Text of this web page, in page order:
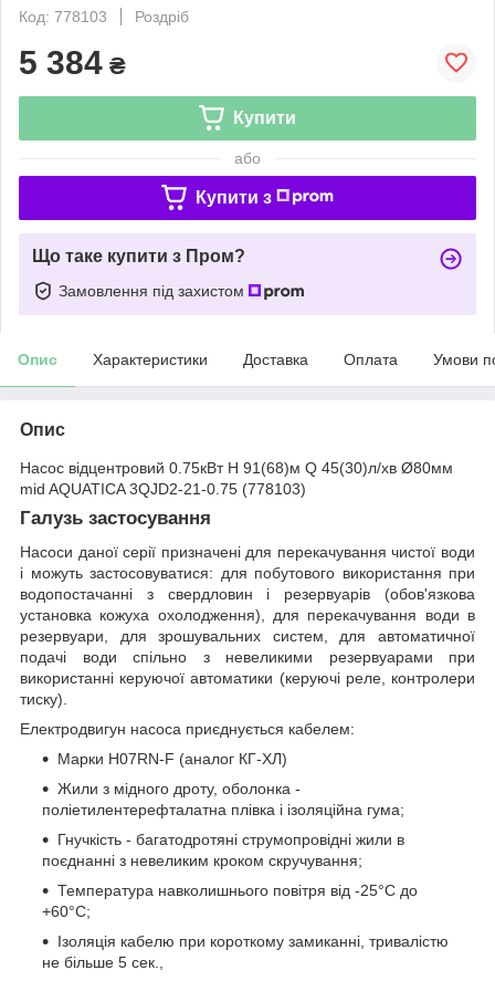
Код: 778103
Роздріб
5 384 ₴
Купити
або
Купити з
Що таке купити з Пром?
Замовлення під захистом
Опис Характеристики Доставка Оплата Умови
Опис
Насос відцентровий 0.75кВт H 91(68)м Q 45(30)л/хв Ø80мм
mid AQUATICA 3QJD2-21-0.75 (778103)
Галузь застосування
Насоси даної серії призначені для перекачування чистої води
і можуть застосовуватися: для побутового використання при
водопостачанні з свердловин і резервуарів (обов'язкова
установка кожуха охолодження), для перекачування води в
резервуари, для зрошувальних систем, для автоматичної
подачі води спільно з невеликими резервуарами при
використанні керуючої автоматики (керуючі реле, контролери
тиску).
Електродвигун насоса приєднується кабелем:
Марки H07RN-F (аналог КГ-ХЛ)
Жили з мідного дроту, оболонка -
поліетилентерефталатна плівка і ізоляційна гума;
Гнучкість - багатодротяні струмопровідні жили в
поєднанні з невеликим кроком скручування;
Температура навколишнього повітря від -25°C до
+60°C;
Ізоляція кабелю при короткому замиканні, тривалістю
не більше 5 сек.,